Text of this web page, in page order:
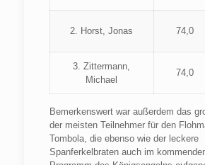
2. Horst, Jonas 74,0
3. Zittermann,
Michael
74,0
Bemerkenswert war außerdem das
der meisten Teilnehmer für den
Tombola, die ebenso wie der leckere
Spanferkelbraten auch im